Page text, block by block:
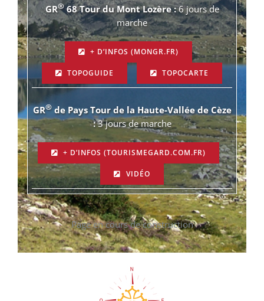
GR®68 Tour du Mont Lozère :6 jours de
marche
+ D’INFOS (MONGR.FR)
TOPOGUIDE TOPOCARTE
GR®de Pays Tour de la Haute-Vallée de Cèze
:3 jours de marche
+ D’INFOS (TOURISMEGARD.COM.FR)
VIDÉO
Page en cours de construction